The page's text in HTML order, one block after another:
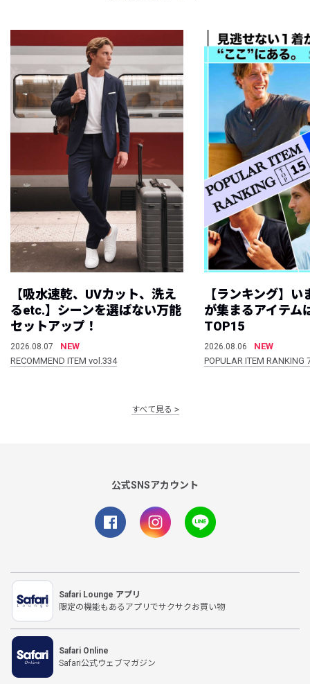
【吸水速乾、UVカット、洗え
るetc.】シーンを選ばない万能
セットアップ！
2026.08.07
NEW
RECOMMEND ITEM vol.334
【ランキング】
が集まるアイテム
TOP15
2026.08.06
NEW
POPULAR ITEM
すべて見る
公式SNSアカウント
Safari Lounge アプリ
限定の機能もあるアプリでサクサクお買い物
Safari Online
Safari公式ウェブマガジン